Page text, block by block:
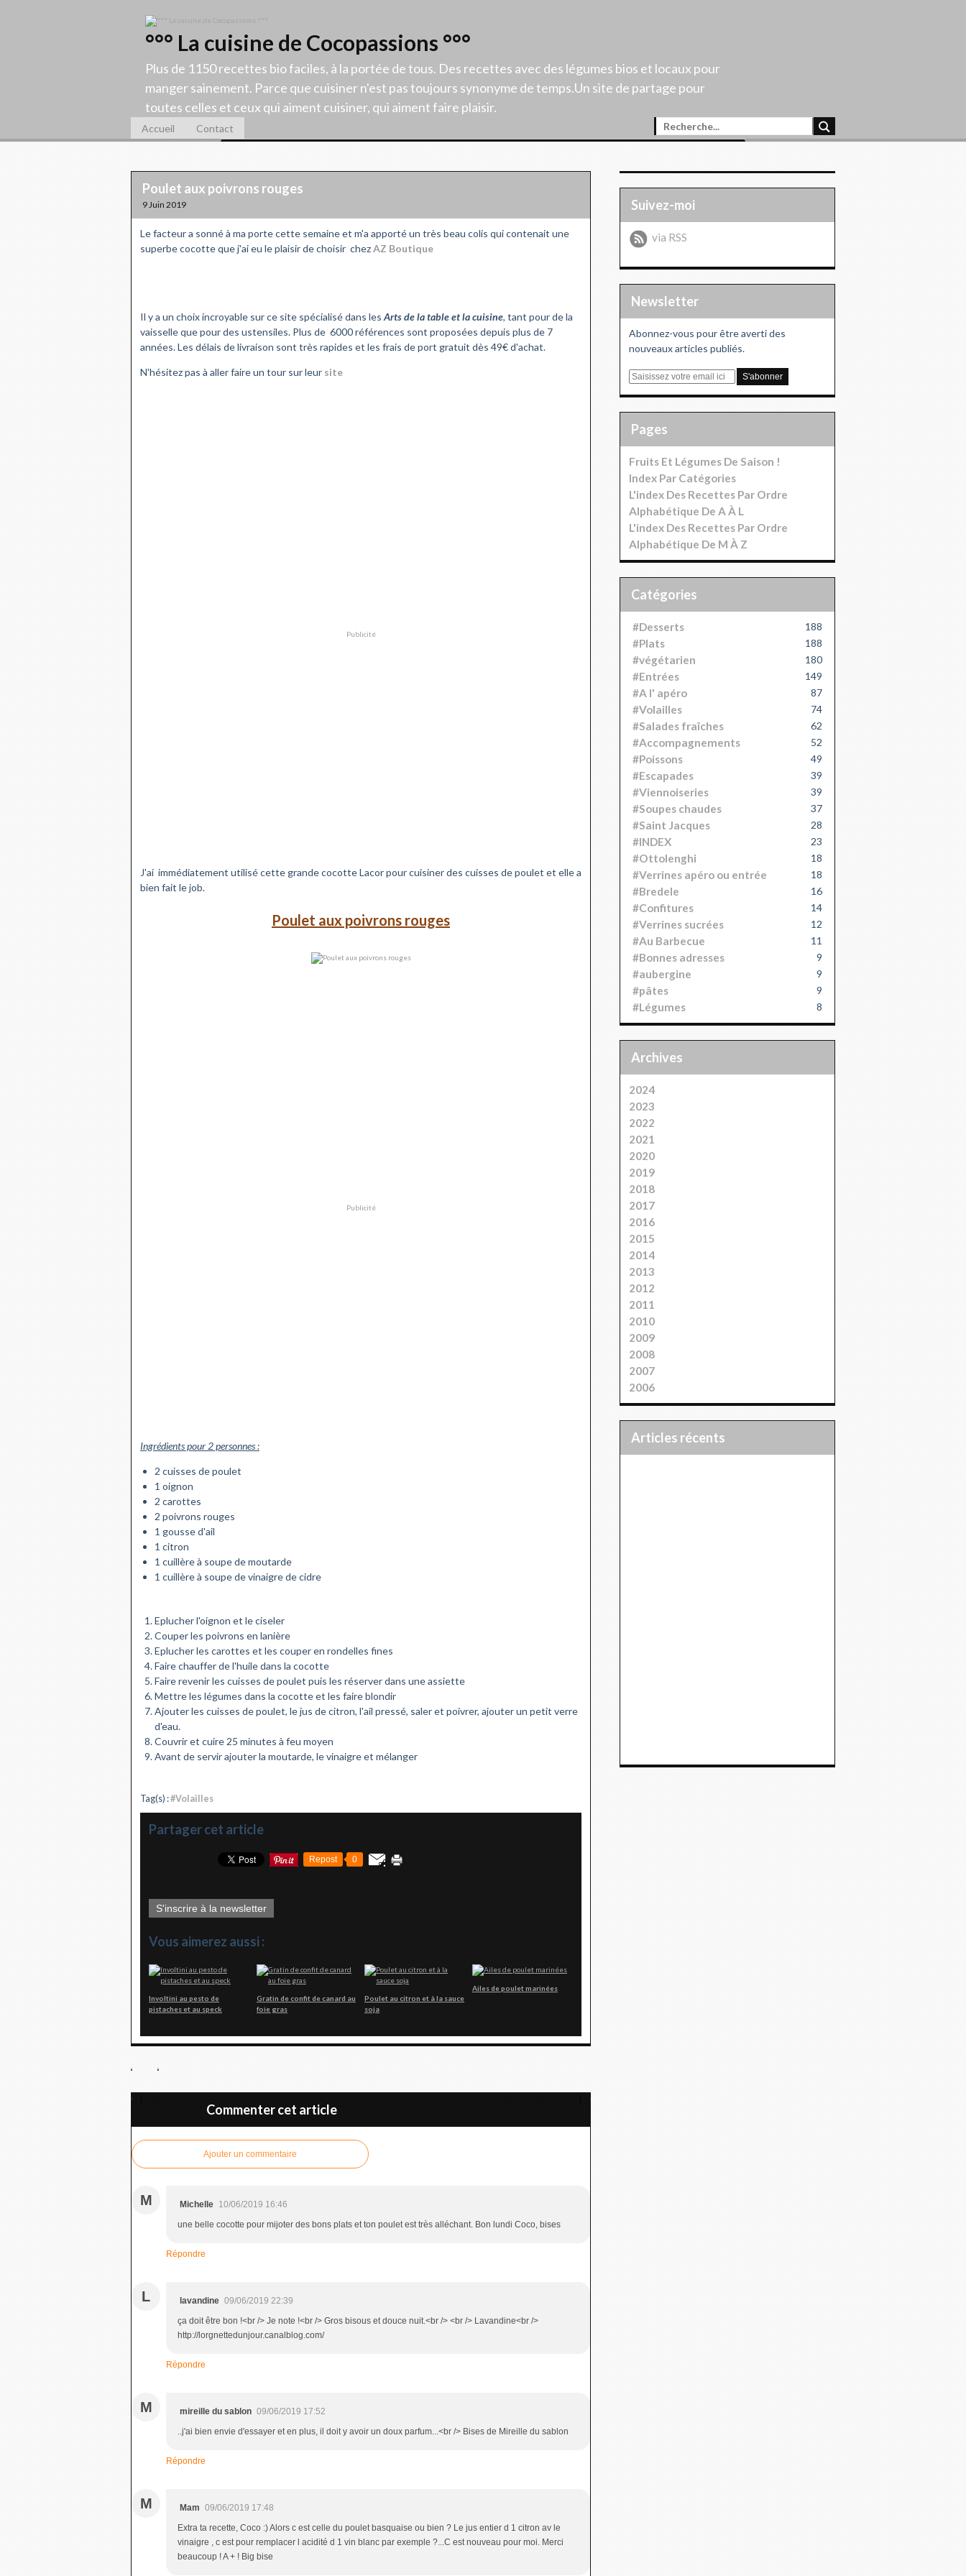
°°° La cuisine de Cocopassions °°°
Plus de 1150 recettes bio faciles, à la portée de tous. Des recettes avec des légumes bios et locaux pour
manger sainement. Parce que cuisiner n'est pas toujours synonyme de temps.Un site de partage pour
toutes celles et ceux qui aiment cuisiner, qui aiment faire plaisir.
Accueil Contact
Poulet aux poivrons rouges
9 Juin 2019
Le facteur a sonné à ma porte cette semaine et m'a apporté un très beau colis qui contenait une
superbe cocotte que j'ai eu le plaisir de choisir chezAZ Boutique
Il y a un choix incroyable sur ce site spécialisé dans les Arts de la table et la cuisine, tant pour de la
vaisselle que pour des ustensiles. Plus de 6000 références sont proposées depuis plus de 7
années. Les délais de livraison sont très rapides et les frais de port gratuit dès 49€ d'achat.
N'hésitez pas à aller faire un tour sur leur site
Publicité
J'ai immédiatement utilisé cette grande cocotte Lacor pour cuisiner des cuisses de poulet et elle a
bien fait le job.
Poulet aux poivrons rouges
Publicité
Ingrédients pour 2 personnes :
2 cuisses de poulet
1 oignon
2 carottes
2 poivrons rouges
1 gousse d'ail
1 citron
1 cuillère à soupe de moutarde
1 cuillère à soupe de vinaigre de cidre
Eplucher l'oignon et le ciseler
Couper les poivrons en lanière
Eplucher les carottes et les couper en rondelles fines
Faire chauffer de l'huile dans la cocotte
Faire revenir les cuisses de poulet puis les réserver dans une assiette
Mettre les légumes dans la cocotte et les faire blondir
Ajouter les cuisses de poulet, le jus de citron, l'ail pressé, saler et poivrer, ajouter un petit verre
d'eau.
Couvrir et cuire 25 minutes à feu moyen
Avant de servir ajouter la moutarde, le vinaigre et mélanger
Tag(s) :#Volailles
Partager cet article
Repost 0
S'inscrire à la newsletter
Vous aimerez aussi :
Involtini au pesto de
pistaches et au speck
Gratin de confit de canard au
foie gras
Poulet au citron et à la sauce
soja
Ailes de poulet marinées
Commenter cet article
Ajouter un commentaire
M Michelle 10/06/2019 16:46
une belle cocotte pour mijoter des bons plats et ton poulet est très alléchant. Bon lundi Coco, bises
Répondre
L lavandine 09/06/2019 22:39
ça doit être bon !<br /> Je note !<br /> Gros bisous et douce nuit.<br /> <br /> Lavandine<br />
http://lorgnettedunjour.canalblog.com/
Répondre
M mireille du sablon 09/06/2019 17:52
..j'ai bien envie d'essayer et en plus, il doit y avoir un doux parfum...<br /> Bises de Mireille du sablon
Répondre
M Mam 09/06/2019 17:48
Extra ta recette, Coco :) Alors c est celle du poulet basquaise ou bien ? Le jus entier d 1 citron av le
vinaigre , c est pour remplacer l acidité d 1 vin blanc par exemple ?...C est nouveau pour moi. Merci
beaucoup ! A + ! Big bise
Suivez-moi
via RSS
Newsletter
Abonnez-vous pour être averti des
nouveaux articles publiés.
E
Pages
Fruits Et Légumes De Saison !
Index Par Catégories
L'index Des Recettes Par Ordre
Alphabétique De A À L
L'index Des Recettes Par Ordre
Alphabétique De M À Z
Catégories
#Desserts 188
#Plats 188
#végétarien 180
#Entrées 149
#A l' apéro 87
#Volailles 74
#Salades fraîches 62
#Accompagnements 52
#Poissons 49
#Escapades 39
#Viennoiseries 39
#Soupes chaudes 37
#Saint Jacques 28
#INDEX 23
#Ottolenghi 18
#Verrines apéro ou entrée 18
#Bredele 16
#Confitures 14
#Verrines sucrées 12
#Au Barbecue 11
#Bonnes adresses 9
#aubergine 9
#pâtes 9
#Légumes 8
Archives
2024
2023
2022
2021
2020
2019
2018
2017
2016
2015
2014
2013
2012
2011
2010
2009
2008
2007
2006
articles récents